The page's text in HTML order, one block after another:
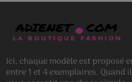
Ici, chaque modèle est proposé
entre 1 et 4 exemplaires. Quand